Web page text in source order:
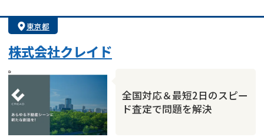
東京都
株式会社クレイド
全国対応＆最短2日のスピー
ド査定で問題を解決